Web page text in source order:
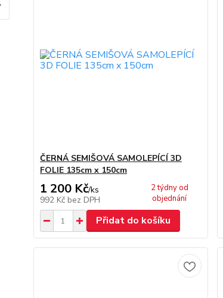
ČERNÁ SEMIŠOVÁ SAMOLEPÍCÍ 3D
FOLIE 135cm x 150cm
1 200 Kč/ks
992 Kč bez DPH
2 týdny od
objednání
Přidat do košíku